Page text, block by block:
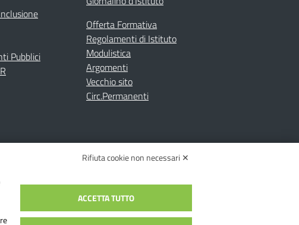
Pubblici
Offerta Formativa
Regolamenti di Istituto
Modulistica
Argomenti
Vecchio sito
Circ.Permanenti
P.E.C.: toic84200d@pec.istruzione.it
Rifiuta cookie non necessari ✕
ACCETTA TUTTO